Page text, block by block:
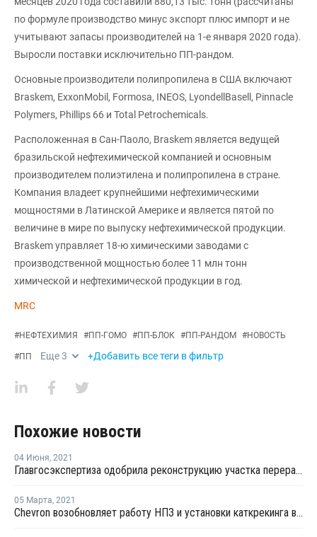
по формуле производство минус экспорт плюс импорт и не
учитывают запасы производителей на 1-е января 2020 года).
Выросли поставки исключительно ПП-рандом.
Основные производители полипропилена в США включают
Braskem, ExxonMobil, Formosa, INEOS, LyondellBasell, Pinnacle
Polymers, Phillips 66 и Total Petrochemicals.
Расположенная в Сан-Паоло, Braskem является ведущей
бразильской нефтехимической компанией и основным
производителем полиэтилена и полипропилена в стране.
Компания владеет крупнейшими нефтехимическими
мощностями в Латинской Америке и является пятой по
величине в мире по выпуску нефтехимической продукции.
Braskem управляет 18-ю химическими заводами с
производственной мощностью более 11 млн тонн
химической и нефтехимической продукции в год.
MRC
#НЕФТЕХИМИЯ #ПП-ГОМО #ПП-БЛОК #ПП-РАНДОМ #НОВОСТЬ
#ПП Еще3 +Добавить все теги в фильтр
Похожие новости
04 Июня, 2021
Главгосэкспертиза одобрила реконструкцию участка переработки углеводородного сырья для полимеров на ЗапСибНефтехиме
05 Марта, 2021
Chevron возобновляет работу НПЗ и установки каткрекинга в Пасадене